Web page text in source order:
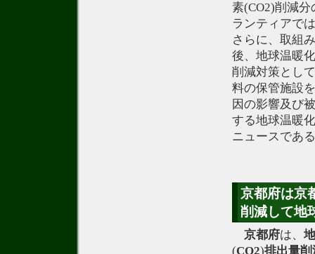
素(CO2)削減
ランティアで
さらに、取組
後、地球温暖
削減対策とし
料の保管施設
因の影響及び
する地球温暖
ニュースであ
京都府は京
削減して地
京都府は、
(CO2)排出量削